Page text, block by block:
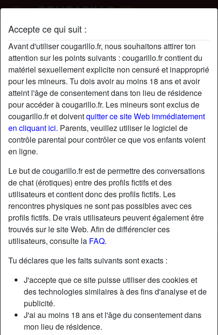
Accepte ce qui suit :
Avant d'utiliser cougarillo.fr, nous souhaitons attirer ton
attention sur les points suivants : cougarillo.fr contient du
matériel sexuellement explicite non censuré et inapproprié
pour les mineurs. Tu dois avoir au moins 18 ans et avoir
atteint l'âge de consentement dans ton lieu de résidence
pour accéder à cougarillo.fr. Les mineurs sont exclus de
cougarillo.fr et doiventquitter ce site Web immédiatement
en cliquant ici. Parents, veuillez utiliser le logiciel de
contrôle parental pour contrôler ce que vos enfants voient
en ligne.
Le but de cougarillo.fr est de permettre des conversations
de chat (érotiques) entre des profils fictifs et des
utilisateurs et contient donc des profils fictifs. Les
rencontres physiques ne sont pas possibles avec ces
profils fictifs. De vrais utilisateurs peuvent également être
trouvés sur le site Web. Afin de différencier ces
utilisateurs, consulte la FAQ.
Tu déclares que les faits suivants sont exacts :
J'accepte que ce site puisse utiliser des cookies et
des technologies similaires à des fins d'analyse et de
publicité.
J'ai au moins 18 ans et l'âge du consentement dans
mon lieu de résidence.
SharpeBbxoxo's profil
starAjouter chatDiscuter !